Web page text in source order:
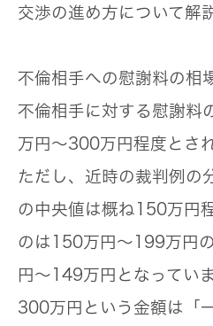
交渉の進め方について解
不倫相手への慰謝料の相
不倫相手に対する慰謝料
万円〜300万円程度 とさ
ただし、近時の裁判例の
の中央値は概ね150万円
のは150万円〜199万円
円〜149万円となっていま
300万円という金額は「